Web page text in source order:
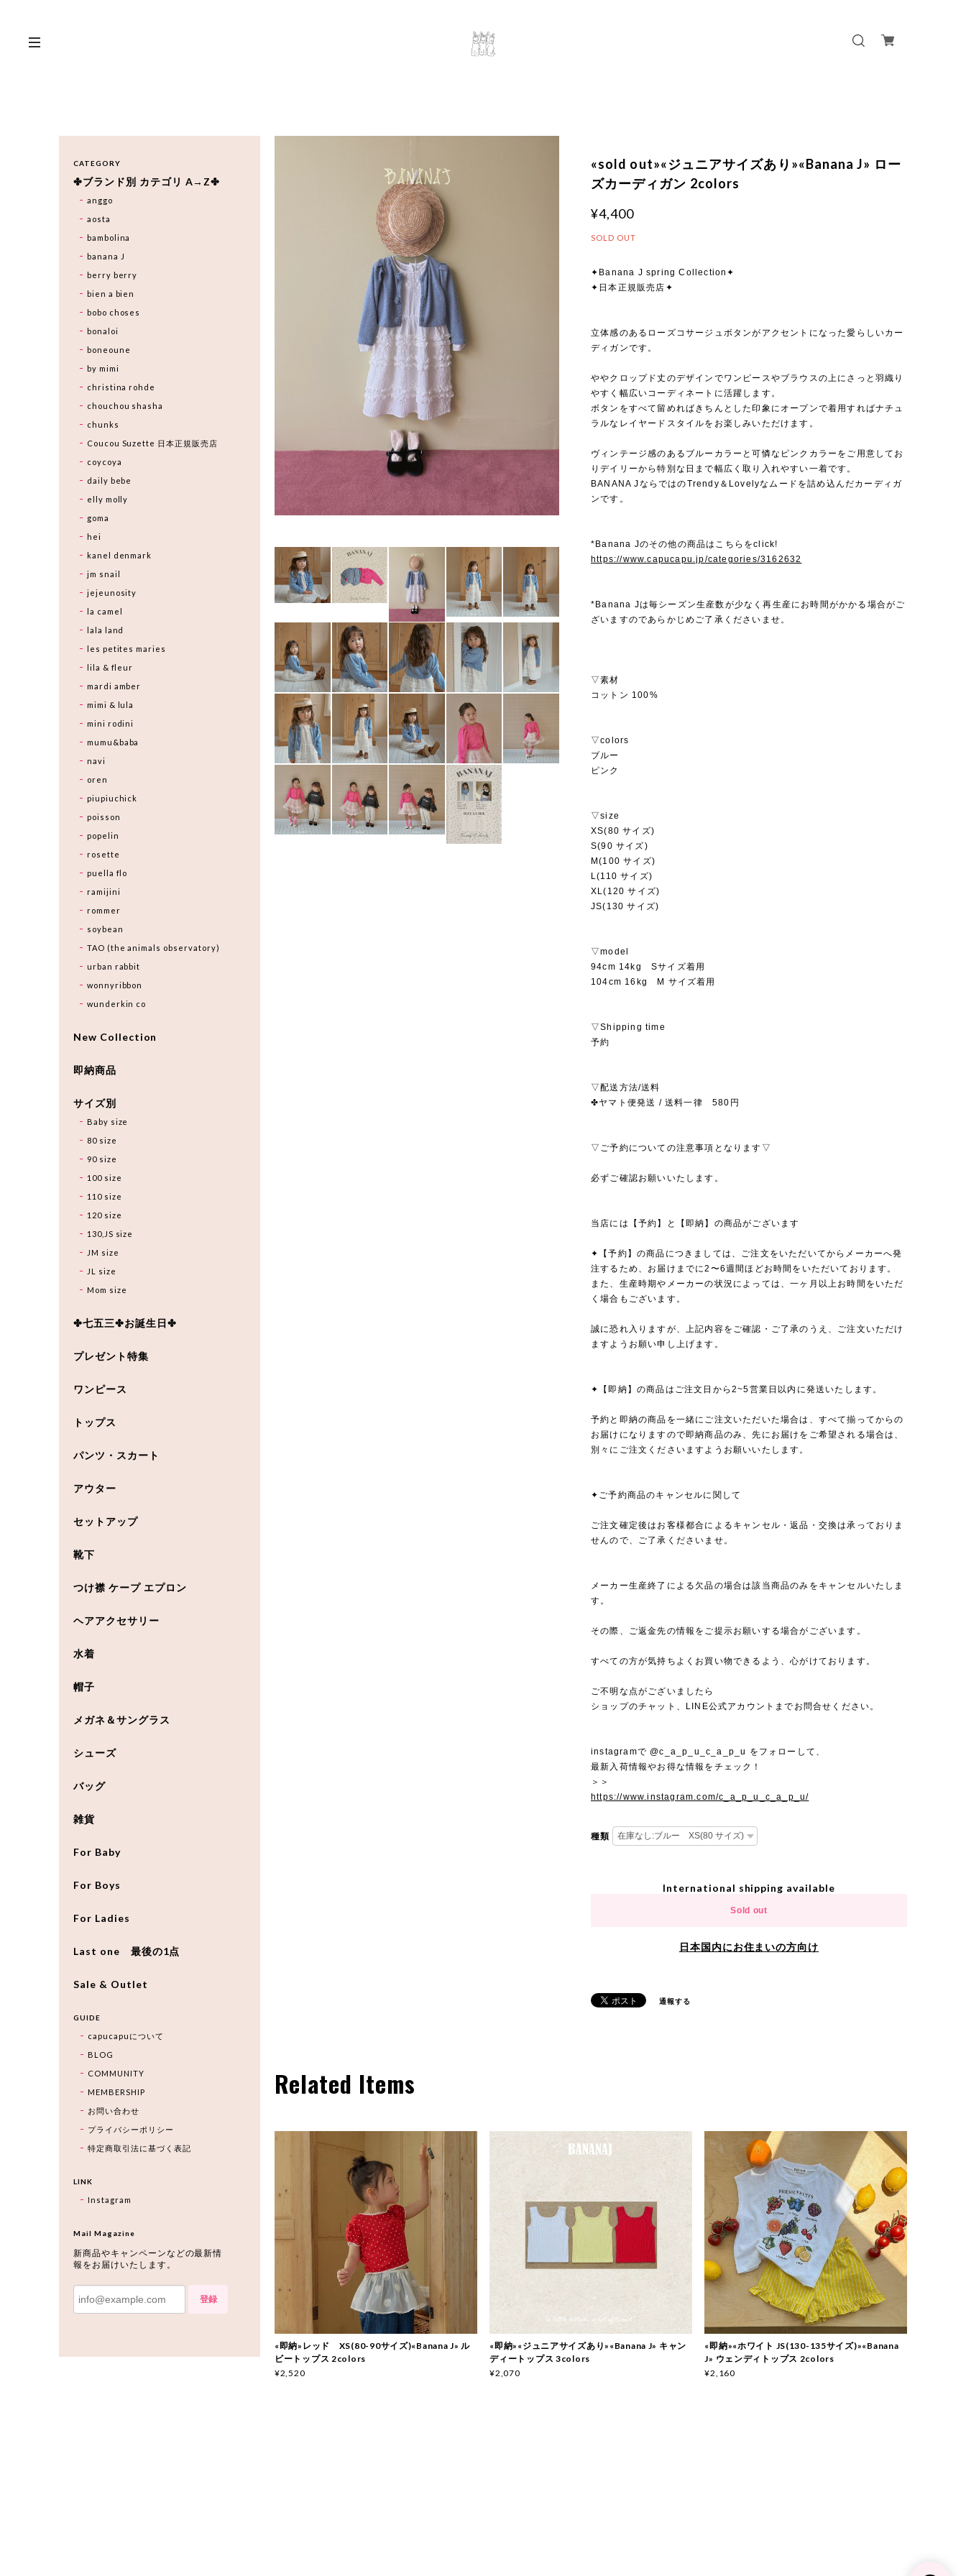
«sold out»«ジュニアサイズあり»«Banana J» ロー
ズカーディガン 2colors
¥4,400
SOLD OUT
✦Banana J spring Collection✦
✦日本正規販売店✦
立体感のあるローズコサージュボタンがアクセントになった愛らしいカー
ディガンです。
ややクロップド丈のデザインでワンピースやブラウスの上にさっと羽織り
やすく幅広いコーディネートに活躍します。
ボタンをすべて留めればきちんとした印象にオープンで着用すればナチュ
ラルなレイヤードスタイルをお楽しみいただけます。
ヴィンテージ感のあるブルーカラーと可憐なピンクカラーをご用意してお
りデイリーから特別な日まで幅広く取り入れやすい一着です。
BANANA JならではのTrendy＆Lovelyなムードを詰め込んだカーディガ
ンです。
*Banana Jのその他の商品はこちらをclick!
https://www.capucapu.jp/categories/3162632
*Banana Jは毎シーズン生産数が少なく再生産にお時間がかかる場合がご
ざいますのであらかじめご了承くださいませ。
▽素材
コットン 100%
▽colors
ブルー
ピンク
▽size
XS(80 サイズ)
S(90 サイズ)
M(100 サイズ)
L(110 サイズ)
XL(120 サイズ)
JS(130 サイズ)
▽model
94cm 14kg Sサイズ着用
104cm 16kg M サイズ着用
▽Shipping time
予約
▽配送方法/送料
✤ヤマト便発送 / 送料一律 580円
▽ご予約についての注意事項となります▽
必ずご確認お願いいたします。
当店には【予約】と【即納】の商品がございます
✦【予約】の商品につきましては、ご注文をいただいてからメーカーへ発
注するため、お届けまでに2〜6週間ほどお時間をいただいております。
また、生産時期やメーカーの状況によっては、一ヶ月以上お時間をいただ
く場合もございます。
誠に恐れ入りますが、上記内容をご確認・ご了承のうえ、ご注文いただけ
ますようお願い申し上げます。
✦【即納】の商品はご注文日から2~5営業日以内に発送いたします。
予約と即納の商品を一緒にご注文いただいた場合は、すべて揃ってからの
お届けになりますので即納商品のみ、先にお届けをご希望される場合は、
別々にご注文くださいますようお願いいたします。
✦ご予約商品のキャンセルに関して
ご注文確定後はお客様都合によるキャンセル・返品・交換は承っておりま
せんので、ご了承くださいませ。
メーカー生産終了による欠品の場合は該当商品のみをキャンセルいたしま
す。
その際、ご返金先の情報をご提示お願いする場合がございます。
すべての方が気持ちよくお買い物できるよう、心がけております。
ご不明な点がございましたら
ショップのチャット、LINE公式アカウントまでお問合せください。
instagramで @c_a_p_u_c_a_p_u をフォローして、
最新入荷情報やお得な情報をチェック！
＞＞
https://www.instagram.com/c_a_p_u_c_a_p_u/
種類
International shipping available
Sold out
日本国内にお住まいの方向け
通報する
Related Items
«即納»レッド XS(80-90サイズ)«Banana J» ル
ビートップス 2colors
¥2,520
«即納»«ジュニアサイズあり»«Banana J» キャン
ディートップス 3colors
¥2,070
«即納»«ホワイト JS(130-135サイズ)»«Banana
J» ウェンディトップス 2colors
¥2,160
CATEGORY
✤ブランド別 カテゴリ A→Z✤
anggo
aosta
bambolina
banana J
berry berry
bien a bien
bobo choses
bonaloi
boneoune
by mimi
christina rohde
chouchou shasha
chunks
Coucou Suzette 日本正規販売店
coycoya
daily bebe
elly molly
goma
hei
kanel denmark
jm snail
jejeunosity
la camel
lala land
les petites maries
lila & fleur
mardi amber
mimi & lula
mini rodini
mumu&baba
navi
oren
piupiuchick
poisson
popelin
rosette
puella flo
ramijini
rommer
soybean
TAO (the animals observatory)
urban rabbit
wonnyribbon
wunderkin co
New Collection
即納商品
サイズ別
Baby size
80 size
90 size
100 size
110 size
120 size
130,JS size
JM size
JL size
Mom size
✤七五三✤お誕生日✤
プレゼント特集
ワンピース
トップス
パンツ・スカート
アウター
セットアップ
靴下
つけ襟 ケープ エプロン
ヘアアクセサリー
水着
帽子
メガネ＆サングラス
シューズ
バッグ
雑貨
For Baby
For Boys
For Ladies
Last one 最後の1点
Sale & Outlet
GUIDE
capucapuについて
BLOG
COMMUNITY
MEMBERSHIP
お問い合わせ
プライバシーポリシー
特定商取引法に基づく表記
LINK
Instagram
Mail Magazine
新商品やキャンペーンなどの最新情
報をお届けいたします。
登録